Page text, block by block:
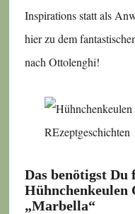
Inspirations statt als
hier zu dem
nach Ottolenghi!
Das benötigst Du
Hühnchenkeulen
„Marbella“